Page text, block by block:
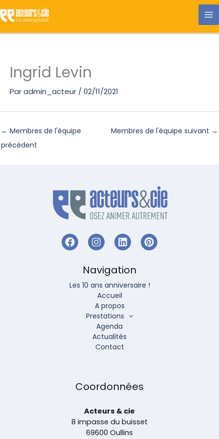
au
contenu
Ingrid Levin
Paradmin_acteur / 02/11/2021
← Membres de l'équipe
précédent
Membres de l'équipe suivant →
Navigation
Les 10 ans anniversaire !
Accueil
A propos
Prestations
Agenda
Actualités
Contact
Coordonnées
Acteurs & cie
8 impasse du buisset
69600 Oullins